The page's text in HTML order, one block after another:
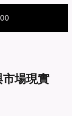
場現實